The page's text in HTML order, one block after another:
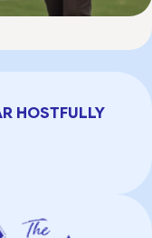
HOSTFULLY